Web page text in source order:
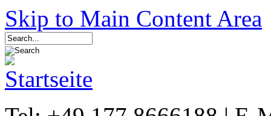
Skip to Main Content Area